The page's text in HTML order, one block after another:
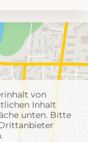
von
Inhalt
unten. Bitte